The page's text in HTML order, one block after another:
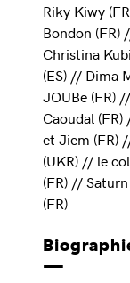
Riky Kiwy
Bondon (FR)
Christina
(ES) // Dima
JOUBe (FR)
Caoudal
et Jiem (FR)
(UKR) // le
(FR) //
(FR)